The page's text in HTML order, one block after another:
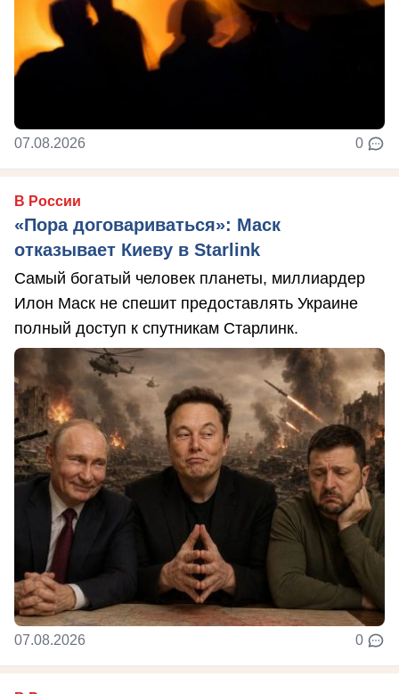
07.08.2026 0
В России
«Пора договариваться»: Маск
отказывает Киеву в Starlink
Самый богатый человек планеты, миллиардер
Илон Маск не спешит предоставлять Украине
полный доступ к спутникам Старлинк.
07.08.2026 0